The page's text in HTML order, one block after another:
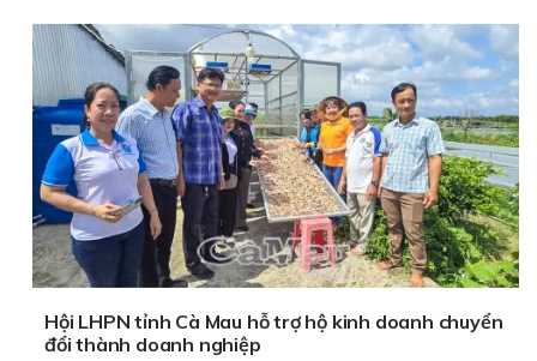
Hội LHPN tỉnh Cà Mau hỗ trợ hộ kinh doanh chuyển
đổi thành doanh nghiệp